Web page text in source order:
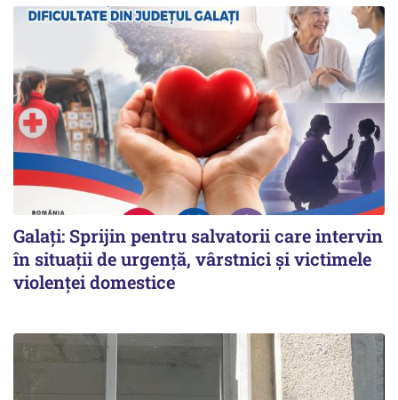
Galați: Sprijin pentru salvatorii care intervin
în situații de urgență, vârstnici și victimele
violenței domestice